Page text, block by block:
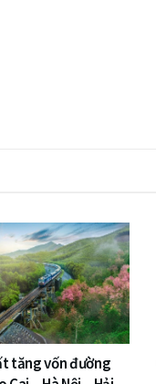
tăng vốn đường